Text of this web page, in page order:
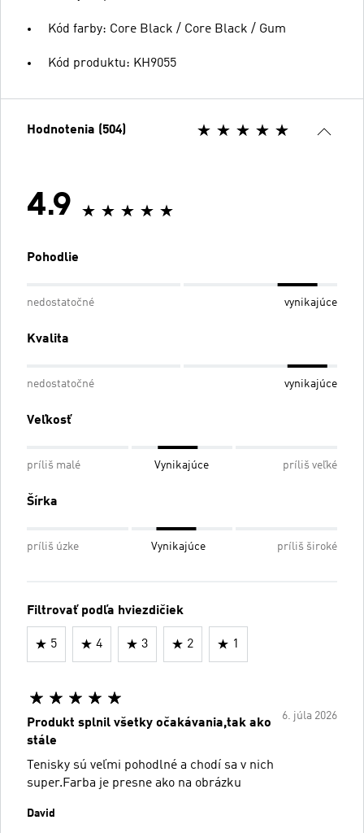
Kód farby: Core Black / Core Black / Gum
Kód produktu: KH9055
Hodnotenia (504)
4.9
Pohodlie
nedostatočné vynikajúce
Kvalita
nedostatočné vynikajúce
Veľkosť
príliš malé Vynikajúce príliš veľké
Šírka
príliš úzke Vynikajúce príliš široké
Filtrovať podľa hviezdičiek
5 4 3 2 1
6. júla 2026
Produkt splnil všetky očakávania,tak ako
stále
Tenisky sú veľmi pohodlné a chodí sa v nich
super.Farba je presne ako na obrázku
David